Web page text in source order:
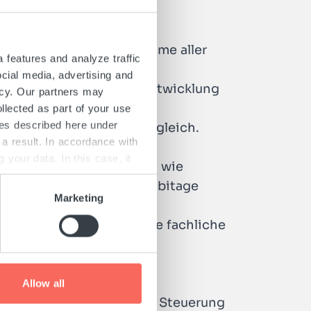
features and analyze traffic
media, advertising and
Our partners may
as part of your use
described here under
result. In accordance with
your data. In this case, it
and on possible data
and in our "Privacy
Marketing
Allow all
Arbeitsalltag, Übernahme aller
Deine persönliche Entwicklung
Nach erfolgreich
einen gesunden Ausgleich.
Teamevents wie
& regelmäßige Azubitage
Möglichkeiten für Deine fachliche
Organisation und Steuerung